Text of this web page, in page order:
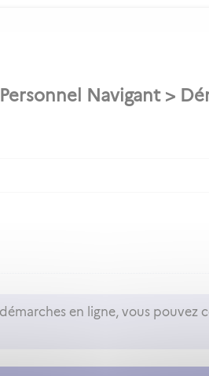
en ligne, vous pouvez